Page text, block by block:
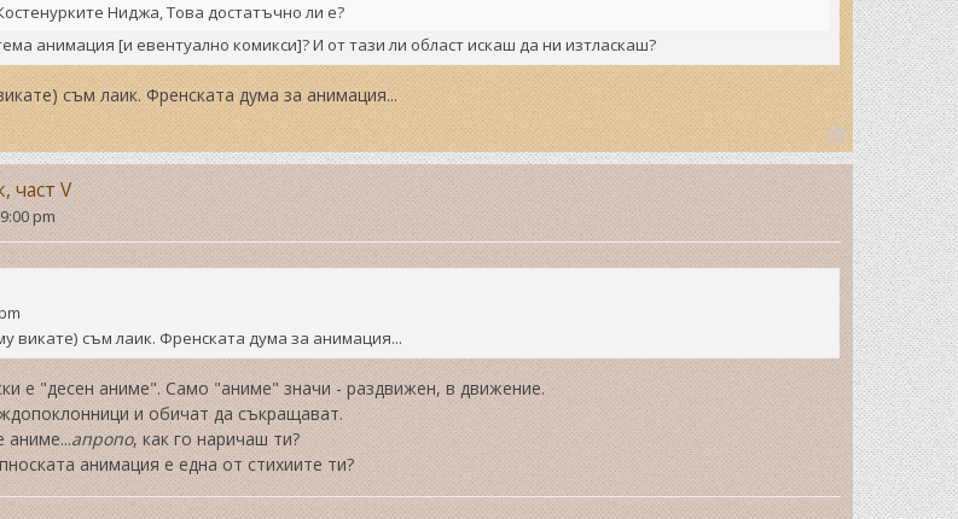
Ниджа, Това достатъчно ли е?
анимация [и евентуално комикси]? И от тази ли област искаш да ни изтласкаш?
съм лаик. Френската дума за анимация...
T
o
p
част V
pm
викате) съм лаик. Френската дума за анимация...
е "десен аниме". Само "аниме" значи - раздвижен, в движение.
и обичат да съкращават.
аниме...апропо, как го наричаш ти?
анимация е една от стихиите ти?